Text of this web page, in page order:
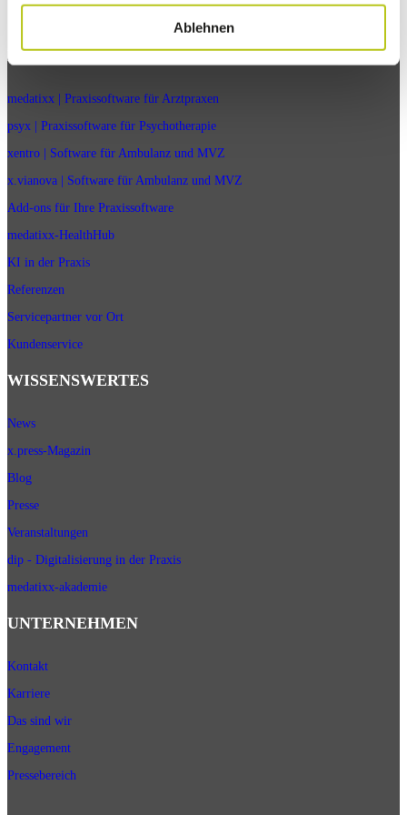
Ablehnen
PRAXISPROGRAMME
medatixx | Praxissoftware für Arztpraxen
psyx | Praxissoftware für Psychotherapie
xentro | Software für Ambulanz und MVZ
x.vianova | Software für Ambulanz und MVZ
Add-ons für Ihre Praxissoftware
medatixx-HealthHub
KI in der Praxis
Referenzen
Servicepartner vor Ort
Kundenservice
WISSENSWERTES
News
x.press-Magazin
Blog
Presse
Veranstaltungen
dip - Digitalisierung in der Praxis
medatixx-akademie
UNTERNEHMEN
Kontakt
Karriere
Das sind wir
Engagement
Pressebereich